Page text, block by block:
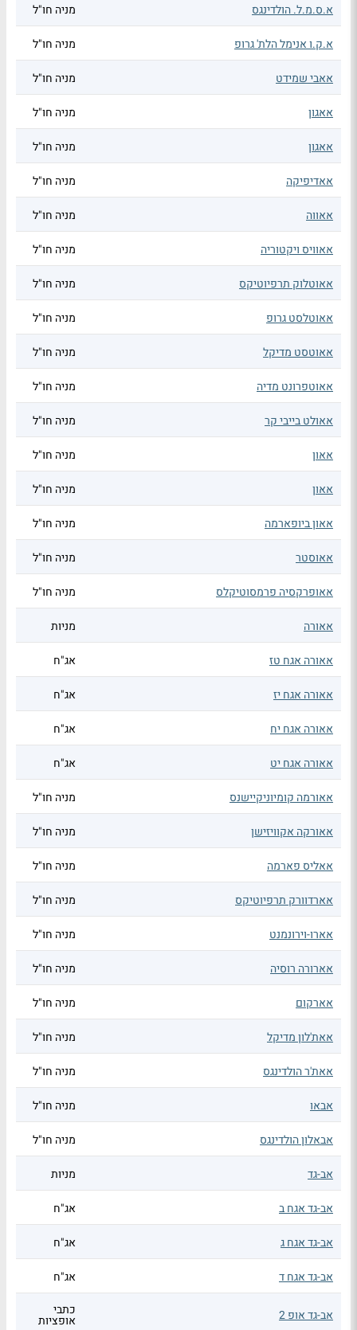
א.ס.מ.ל. הולדינגס מניה חו"ל
א.ק.ו אנימל הלת' גרופ מניה חו"ל
אאבי שמידט מניה חו"ל
אאגון מניה חו"ל
אאגון מניה חו"ל
אאדיפיקה מניה חו"ל
אאווה מניה חו"ל
אאוויס ויקטוריה מניה חו"ל
אאוטלוק תרפיוטיקס מניה חו"ל
אאוטלסט גרופ מניה חו"ל
אאוטסט מדיקל מניה חו"ל
אאוטפרונט מדיה מניה חו"ל
אאולט בייבי קר מניה חו"ל
אאון מניה חו"ל
אאון מניה חו"ל
אאון ביופארמה מניה חו"ל
אאוסטר מניה חו"ל
אאופרקסיה פרמסוטיקלס מניה חו"ל
אאורה מניות
אאורה אגח טז אג"ח
אאורה אגח יז אג"ח
אאורה אגח יח אג"ח
אאורה אגח יט אג"ח
אאורמה קומיוניקיישנס מניה חו"ל
אאורקה אקוויזישן מניה חו"ל
אאליס פארמה מניה חו"ל
אארדוורק תרפיוטיקס מניה חו"ל
אארו-וירונמנט מניה חו"ל
אארורה רוסיה מניה חו"ל
אארקום מניה חו"ל
אאת'לון מדיקל מניה חו"ל
אאת'ר הולדינגס מניה חו"ל
אבאו מניה חו"ל
אבאלון הולדינגס מניה חו"ל
אב-גד מניות
אב-גד אגח ב אג"ח
אב-גד אגח ג אג"ח
אב-גד אגח ד אג"ח
אב-גד אופ 2 כתבי
אופציות